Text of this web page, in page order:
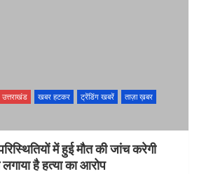
उत्तराखंड खबर हटकर ट्रेंडिंग खबरें
ताज़ा ख़बर
में हुई मौत की जांच करेगी
है हत्या का आरोप